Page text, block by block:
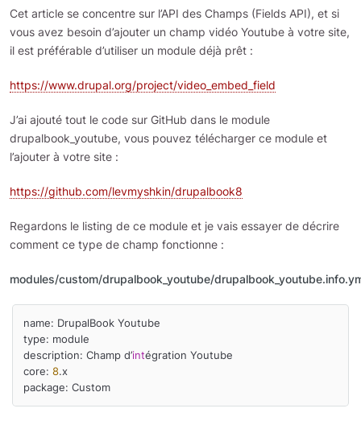
Cet article se concentre sur l’API des Champs (Fields API), et si
vous avez besoin d’ajouter un champ vidéo Youtube à votre site,
il est préférable d’utiliser un module déjà prêt :
https://www.drupal.org/project/video_embed_field
J’ai ajouté tout le code sur GitHub dans le module
drupalbook_youtube, vous pouvez télécharger ce module et
l’ajouter à votre site :
https://github.com/levmyshkin/drupalbook8
Regardons le listing de ce module et je vais essayer de décrire
comment ce type de champ fonctionne :
modules/custom/drupalbook_youtube/
name: DrupalBook Youtube
type: module
description: Champ d’intégration Youtube
core: 8.x
package: Custom